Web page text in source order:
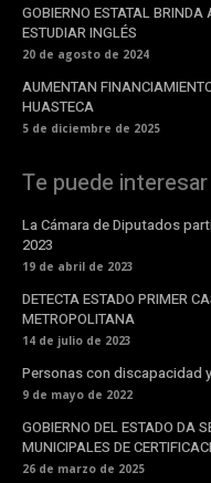
GOBIERNO ESTATAL
ESTUDIAR INGLÉS
20 de agosto de 2024
AUMENTAN
HUASTECA
5 de diciembre de 2025
Te puede interesar
La Cámara de Diputados
2023
19 de abril de 2023
DETECTA ESTADO PRIMER
METROPOLITANA
14 de julio de 2023
Personas con discapacidad
9 de mayo de 2022
GOBIERNO DEL ESTADO DA
MUNICIPALES DE
26 de marzo de 2025